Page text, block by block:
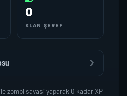
0
KLAN ŞEREF
zombi savasi yaparak 0 kadar XP